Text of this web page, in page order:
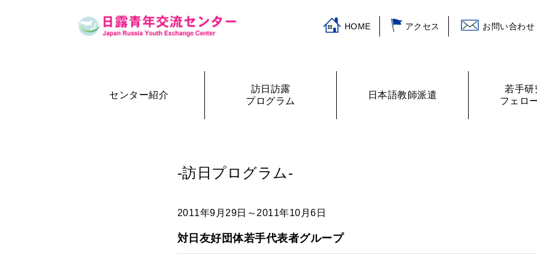
HOME アクセス お問い合わせ
センター紹介
訪日訪露
プログラム
日本語教師派遣
若手研
フェロ
-訪日プログラム-
2011年9月29日～2011年10月6日
対日友好団体若手代表者グループ